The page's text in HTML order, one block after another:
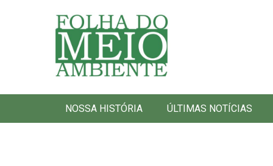
Folha do Meio Ambiente
NOSSA HISTÓRIA ÚLTIMAS NOTÍCIAS